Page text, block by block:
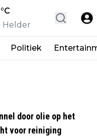
°C
Helder
Politiek
door olie op het
voor reiniging